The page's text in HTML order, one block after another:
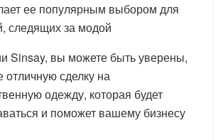
ее популярным выбором для
следящих за модой
Sinsay, вы можете быть уверены,
отличную сделку на
одежду, которая будет
и поможет вашему бизнесу